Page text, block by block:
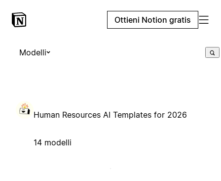
Ottieni Notion gratis
Modelli
Human Resources AI Templates for 2026
14 modelli